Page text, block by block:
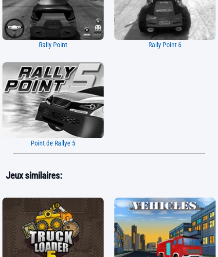
Rally Point Rally Point 6
Point de Rallye 5
Jeux similaires: